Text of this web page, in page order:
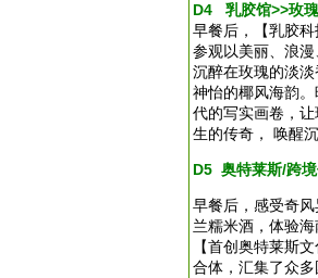
D4 乳胶馆>>玫
早餐后，【乳胶
参观以美丽、浪
沉醉在玫瑰的淡
神怡的椰风海韵
代的写实画卷，
生的传奇， 唤醒
D5 奥特莱斯/跨
早餐后，感受奇
兰糯米酒，体验
【首创奥特莱斯
合体，汇集了众